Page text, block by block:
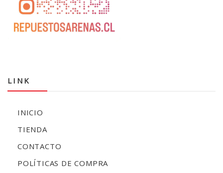
LINK
INICIO
TIENDA
CONTACTO
POLÍTICAS DE COMPRA